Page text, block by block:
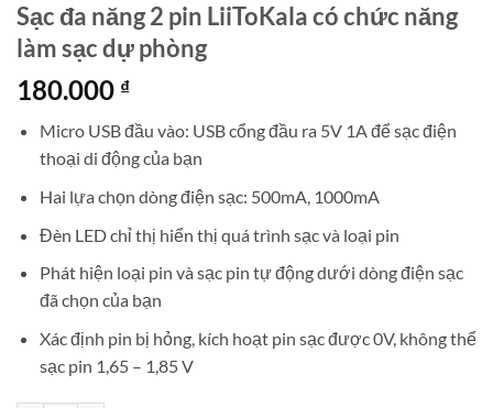
Sạc đa năng 2 pin LiiToKala có chức năng
làm sạc dự phòng
180.000 ₫
Micro USB đầu vào: USB cổng đầu ra 5V 1A để sạc điện
thoại di động của bạn
Hai lựa chọn dòng điện sạc: 500mA, 1000mA
Đèn LED chỉ thị hiển thị quá trình sạc và loại pin
Phát hiện loại pin và sạc pin tự động dưới dòng điện sạc
đã chọn của bạn
Xác định pin bị hỏng, kích hoạt pin sạc được 0V, không thể
sạc pin 1,65 – 1,85 V